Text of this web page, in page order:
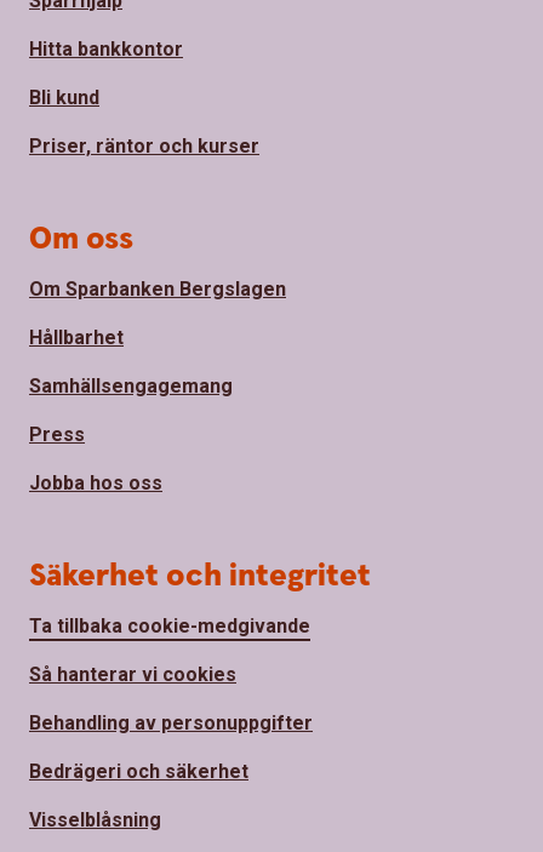
Hitta bankkontor
Bli kund
Priser, räntor och kurser
Om oss
Om Sparbanken Bergslagen
Hållbarhet
Samhällsengagemang
Press
Jobba hos oss
Säkerhet och integritet
Ta tillbaka cookie-medgivande
Så hanterar vi cookies
Behandling av personuppgifter
Bedrägeri och säkerhet
Visselblåsning